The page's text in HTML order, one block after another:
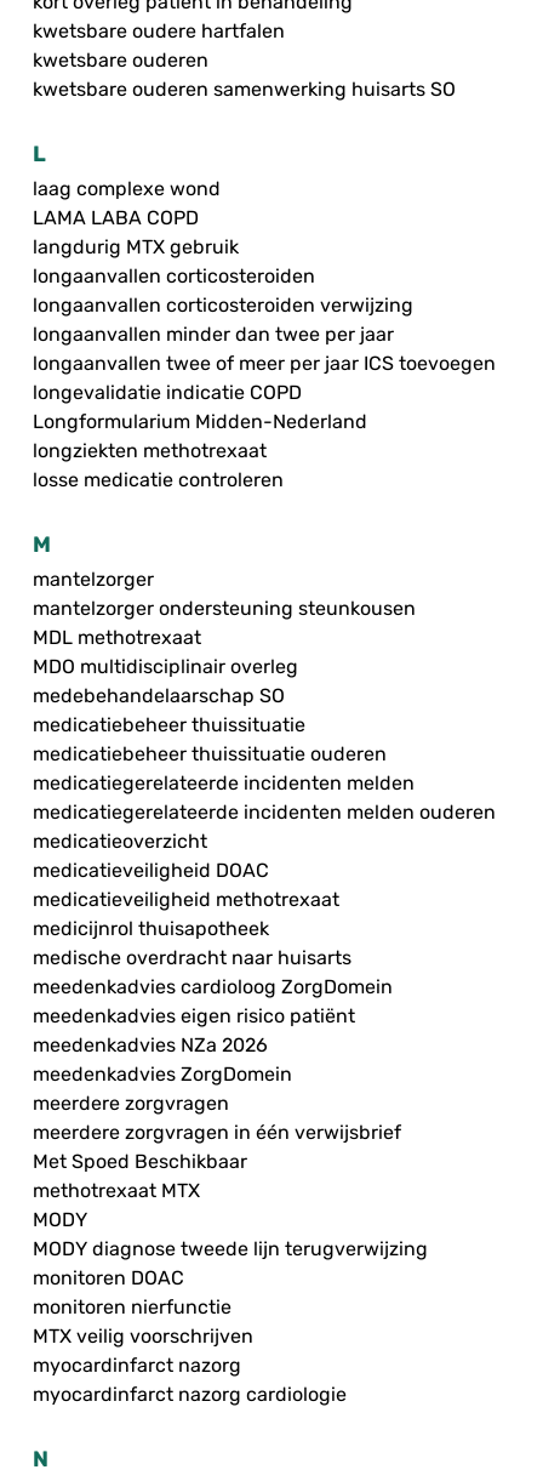
kwetsbare oudere hartfalen
kwetsbare ouderen
kwetsbare ouderen samenwerking huisarts SO
L
laag complexe wond
LAMA LABA COPD
langdurig MTX gebruik
longaanvallen corticosteroiden
longaanvallen corticosteroiden verwijzing
longaanvallen minder dan twee per jaar
longaanvallen twee of meer per jaar ICS toevoegen
longevalidatie indicatie COPD
Longformularium Midden-Nederland
longziekten methotrexaat
losse medicatie controleren
M
mantelzorger
mantelzorger ondersteuning steunkousen
MDL methotrexaat
MDO multidisciplinair overleg
medebehandelaarschap SO
medicatiebeheer thuissituatie
medicatiebeheer thuissituatie ouderen
medicatiegerelateerde incidenten melden
medicatiegerelateerde incidenten melden ouderen
medicatieoverzicht
medicatieveiligheid DOAC
medicatieveiligheid methotrexaat
medicijnrol thuisapotheek
medische overdracht naar huisarts
meedenkadvies cardioloog ZorgDomein
meedenkadvies eigen risico patiënt
meedenkadvies NZa 2026
meedenkadvies ZorgDomein
meerdere zorgvragen
meerdere zorgvragen in één verwijsbrief
Met Spoed Beschikbaar
methotrexaat MTX
MODY
MODY diagnose tweede lijn terugverwijzing
monitoren DOAC
monitoren nierfunctie
MTX veilig voorschrijven
myocardinfarct nazorg
myocardinfarct nazorg cardiologie
N